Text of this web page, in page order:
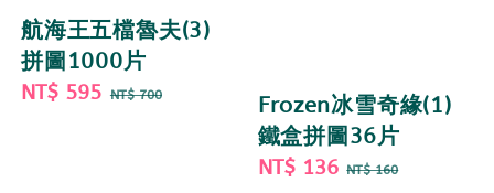
航海王五檔魯夫(3)
拼圖1000片
Sale
NT$ 595 Regular
NT$ 700
Frozen冰雪奇緣(1)
鐵盒拼圖36片
Sale
NT$ 136 Regular
NT$ 160